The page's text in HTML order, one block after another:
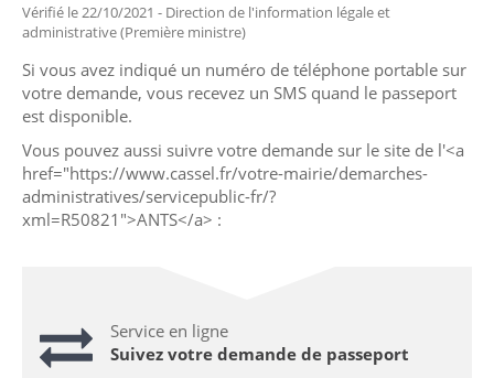
Vérifié le 22/10/2021 - Direction de l'information légale et
administrative (Première ministre)
Si vous avez indiqué un numéro de téléphone portable sur
votre demande, vous recevez un SMS quand le passeport
est disponible.
Vous pouvez aussi suivre votre demande sur le site de l'<a
href="https://www.cassel.fr/votre-mairie/demarches-
administratives/servicepublic-fr/?
xml=R50821">ANTS</a> :
Service en ligne
Suivez votre demande de passeport